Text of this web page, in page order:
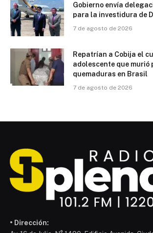
Gobierno envía
para la investidura de
7 de agosto de 2026
Repatrían a Cobija el
adolescente que murió
quemaduras en Brasil
7 de agosto de 2026
• Dirección: